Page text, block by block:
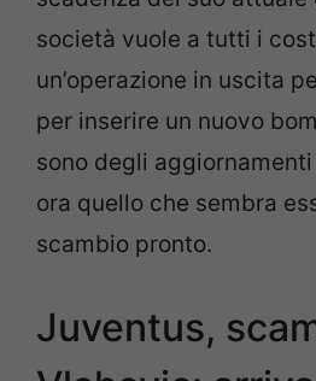
società vuole a tutti i
un’operazione in uscita
per inserire un nuovo
sono degli
ora quello che sembra
scambio pronto.
Juventus,